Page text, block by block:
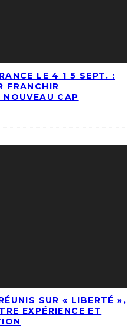
LE 4 1 5 SEPT. :
FRANCHIR
CAP
SUR « LIBERTÉ »,
EXPÉRIENCE ET